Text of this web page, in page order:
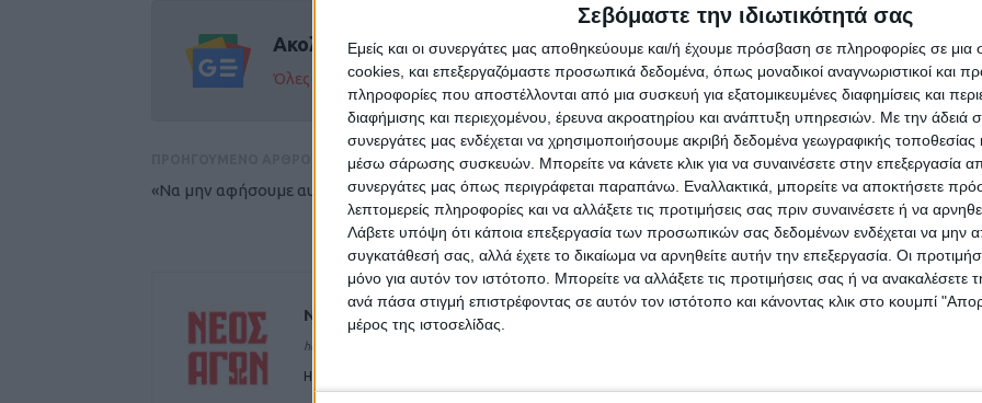
Σεβόμαστε την ιδιωτικότητά σας
Εμείς και οι συνεργάτες μας αποθηκεύουμε και/ή έχουμε πρόσβαση σε πληροφορίες σε
cookies, και επεξεργαζόμαστε προσωπικά δεδομένα, όπως μοναδικοί αναγνωριστικοί και
πληροφορίες που αποστέλλονται από μια συσκευή για εξατομικευμένες διαφημίσεις και
διαφήμισης και περιεχομένου, έρευνα ακροατηρίου και ανάπτυξη υπηρεσιών. Με την άδειά
συνεργάτες μας ενδέχεται να χρησιμοποιήσουμε ακριβή δεδομένα γεωγραφικής τοποθεσίας
μέσω σάρωσης συσκευών. Μπορείτε να κάνετε κλικ για να συναινέσετε στην επεξεργασία
συνεργάτες μας όπως περιγράφεται παραπάνω. Εναλλακτικά, μπορείτε να αποκτήσετε
λεπτομερείς πληροφορίες και να αλλάξετε τις προτιμήσεις σας πριν συναινέσετε ή να
Λάβετε υπόψη ότι κάποια επεξεργασία των προσωπικών σας δεδομένων ενδέχεται να μην
συγκατάθεσή σας, αλλά έχετε το δικαίωμα να αρνηθείτε αυτήν την επεξεργασία. Οι
μόνο για αυτόν τον ιστότοπο. Μπορείτε να αλλάξετε τις προτιμήσεις σας ή να ανακαλέσετε
ανά πάσα στιγμή επιστρέφοντας σε αυτόν τον ιστότοπο και κάνοντας κλικ στο κουμπί
μέρος της ιστοσελίδας.
Ακολούθησε την εφημερίδα ΝΕΟΣ ΑΓΩΝ στο Google News!
Όλες οι εξελίξεις στην περιοχή της Καρδίτσας και ευρύτερα της Θεσσαλίας
«Να μην αφήσουμε αυτό το πάθος να χαθεί...»
ΕΠΟΜΕΝΟ ΑΡΘΡΟ
63 νέα κρούσματα στο Νομό Καρδίτσας - 6.755
σε όλη τη χώρα
ΝΕΟΣ ΑΓΩΝ
https://neosagon.gr
Η Αρχαιότερη Καθημερινή Πρωινή Εφημερίδα της Καρδίτσας
4